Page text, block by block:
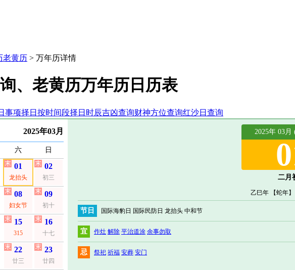
老黄历 > 万年历详情
、老黄历万年历日历表
事项择日 按时间段择日 时辰吉凶查询财神方位查询红沙日查询
2025年03月
六 日
01
龙抬头
02
初三
08
妇女节
09
初十
15
315
16
十七
22
廿三
23
廿四
2025年 03
二月
乙巳年 【蛇年
节日 国际海豹日 国际民防日 龙抬头 中和节
宜 作灶 解除 平治道涂 余事勿取
忌 祭祀 祈福 安葬 安门